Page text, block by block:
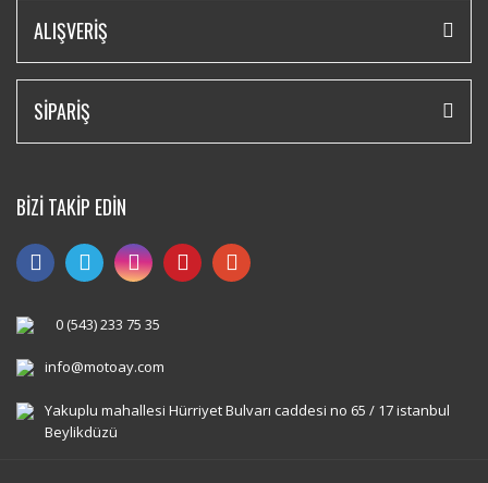
ALIŞVERİŞ
SİPARİŞ
BİZİ TAKİP EDİN
0 (543) 233 75 35
info@motoay.com
Yakuplu mahallesi Hürriyet Bulvarı caddesi no 65 / 17 istanbul
Beylikdüzü